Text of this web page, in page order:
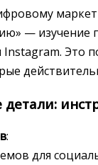
— изучение
Instagram. Это
детали:
:
для